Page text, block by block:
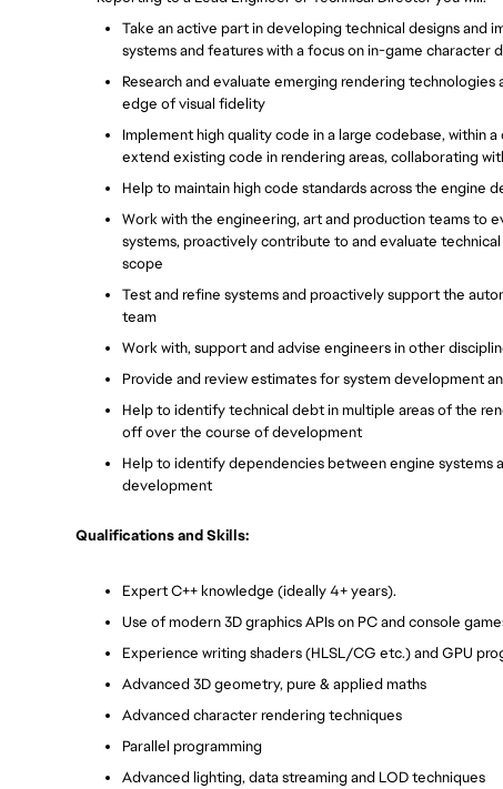
Take an active part in developing technical designs and
systems and features with a focus on in-game character
Research and evaluate emerging rendering
edge of visual fidelity
Implement high quality code in a large codebase, within
extend existing code in rendering areas, collaborating
Help to maintain high code standards across the engine
Work with the engineering, art and production teams to
systems, proactively contribute to and evaluate
scope
Test and refine systems and proactively support the
team
Work with, support and advise engineers in other
Provide and review estimates for system development
Help to identify technical debt in multiple areas of the
off over the course of development
Help to identify dependencies between engine systems
development
Qualifications and Skills:
Expert C++ knowledge (ideally 4+ years).
Use of modern 3D graphics APIs on PC and console
Experience writing shaders (HLSL/CG etc.) and GPU
Advanced 3D geometry, pure & applied maths
Advanced character rendering techniques
Parallel programming
Advanced lighting, data streaming and LOD techniques